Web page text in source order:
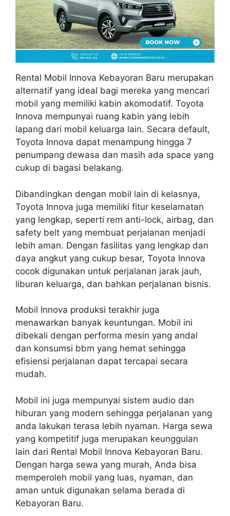
Rental Mobil Innova Kebayoran Baru merupakan
alternatif yang ideal bagi mereka yang mencari
mobil yang memiliki kabin akomodatif. Toyota
Innova mempunyai ruang kabin yang lebih
lapang dari mobil keluarga lain. Secara default,
Toyota Innova dapat menampung hingga 7
penumpang dewasa dan masih ada space yang
cukup di bagasi belakang.
Dibandingkan dengan mobil lain di kelasnya,
Toyota Innova juga memiliki fitur keselamatan
yang lengkap, seperti rem anti-lock, airbag, dan
safety belt yang membuat perjalanan menjadi
lebih aman. Dengan fasilitas yang lengkap dan
daya angkut yang cukup besar, Toyota Innova
cocok digunakan untuk perjalanan jarak jauh,
liburan keluarga, dan bahkan perjalanan bisnis.
Mobil Innova produksi terakhir juga
menawarkan banyak keuntungan. Mobil ini
dibekali dengan performa mesin yang andal
dan konsumsi bbm yang hemat sehingga
efisiensi perjalanan dapat tercapai secara
mudah.
Mobil ini juga mempunyai sistem audio dan
hiburan yang modern sehingga perjalanan yang
anda lakukan terasa lebih nyaman. Harga sewa
yang kompetitif juga merupakan keunggulan
lain dari Rental Mobil Innova Kebayoran Baru.
Dengan harga sewa yang murah, Anda bisa
memperoleh mobil yang luas, nyaman, dan
aman untuk digunakan selama berada di
Kebayoran Baru.